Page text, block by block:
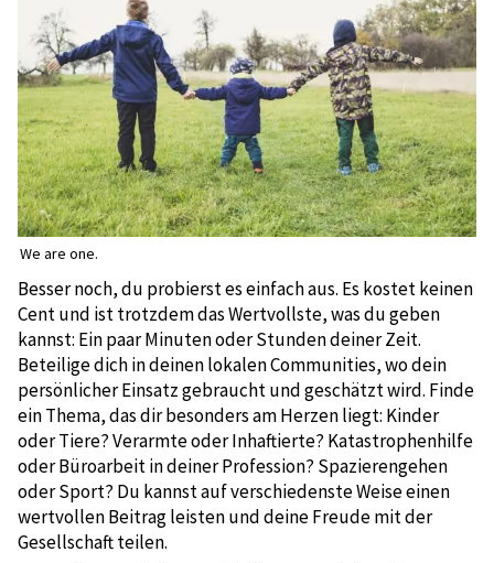
We are one.
Besser noch, du probierst es einfach aus. Es kostet keinen
Cent und ist trotzdem das Wertvollste, was du geben
kannst: Ein paar Minuten oder Stunden deiner Zeit.
Beteilige dich in deinen lokalen Communities, wo dein
persönlicher Einsatz gebraucht und geschätzt wird. Finde
ein Thema, das dir besonders am Herzen liegt: Kinder
oder Tiere? Verarmte oder Inhaftierte? Katastrophenhilfe
oder Büroarbeit in deiner Profession? Spazierengehen
oder Sport? Du kannst auf verschiedenste Weise einen
wertvollen Beitrag leisten und deine Freude mit der
Gesellschaft teilen.